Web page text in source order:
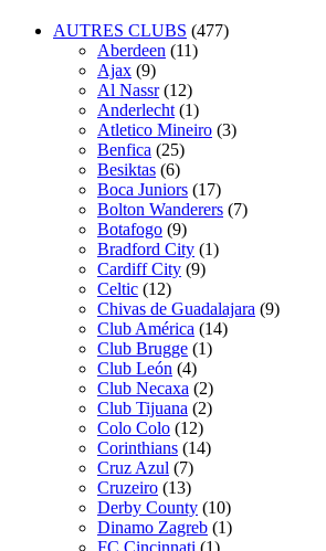
AUTRES CLUBS (477)
Aberdeen (11)
Ajax (9)
Al Nassr (12)
Anderlecht (1)
Atletico Mineiro (3)
Benfica (25)
Besiktas (6)
Boca Juniors (17)
Bolton Wanderers (7)
Botafogo (9)
Bradford City (1)
Cardiff City (9)
Celtic (12)
Chivas de Guadalajara (9)
Club América (14)
Club Brugge (1)
Club León (4)
Club Necaxa (2)
Club Tijuana (2)
Colo Colo (12)
Corinthians (14)
Cruz Azul (7)
Cruzeiro (13)
Derby County (10)
Dinamo Zagreb (1)
FC Cincinnati (1)